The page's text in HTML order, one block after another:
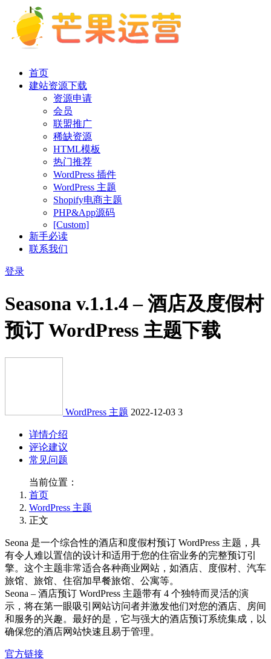
首页
建站资源下载
资源申请
会员
联盟推广
稀缺资源
HTML模板
热门推荐
WordPress 插件
WordPress 主题
Shopify电商主题
PHP&App源码
[Custom]
新手必读
联系我们
登录
Seasona v.1.1.4 – 酒店及度假村
预订 WordPress 主题下载
WordPress 主题 2022-12-03 3
详情介绍
评论建议
常见问题
当前位置：
首页
WordPress 主题
正文
Seona 是一个综合性的酒店和度假村预订 WordPress 主题，具
有令人难以置信的设计和适用于您的住宿业务的完整预订引
擎。这个主题非常适合各种商业网站，如酒店、度假村、汽车
旅馆、旅馆、住宿加早餐旅馆、公寓等。
Seona – 酒店预订 WordPress 主题带有 4 个独特而灵活的演
示，将在第一眼吸引网站访问者并激发他们对您的酒店、房间
和服务的兴趣。最好的是，它与强大的酒店预订系统集成，以
确保您的酒店网站快速且易于管理。
官方链接